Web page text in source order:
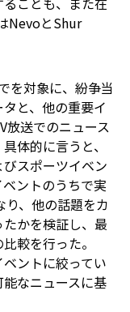
NevoとShur
を対象に、紛争当
と、他の重要イ
放送でのニュース
体的に言うと、
スポーツイベン
ントのうちで実
、他の話題をカ
かを検証し、最
較を行った。
ントに絞ってい
なニュースに基